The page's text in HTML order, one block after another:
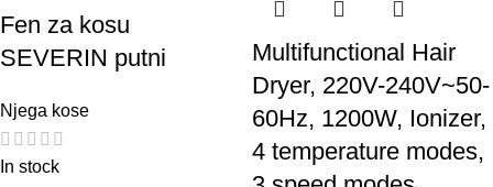
Fen za kosu
SEVERIN putni
Njega kose
In stock
Multifunctional Hair
Dryer, 220V-240V~50-
60Hz, 1200W, Ionizer,
4 temperature modes,